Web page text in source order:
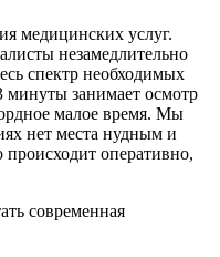
медицинских услуг.
незамедлительно
спектр необходимых
минуты занимает осмотр
малое время. Мы
нет места нудным и
оперативно,
современная